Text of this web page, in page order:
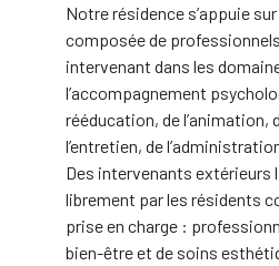
Notre résidence s’appuie
composée de
intervenant dans les
l’accompagnement
rééducation, de l’animation,
l’entretien, de
Des intervenants extérieurs
librement par les résidents
prise en charge :
bien-être et de soins